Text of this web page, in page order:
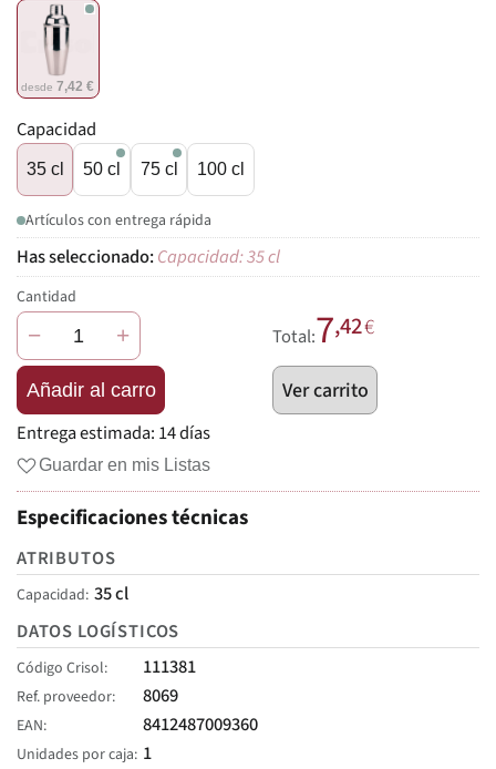
desde 7,42 €
Capacidad
35 cl 50 cl 75 cl 100 cl
Artículos con entrega rápida
Capacidad: 35 cl
Cantidad
− +
Añadir al carro
Total:7,42€
Ver carrito
Entrega estimada: 14 días
Guardar en mis Listas
Especificaciones técnicas
ATRIBUTOS
Capacidad 35 cl
DATOS LOGÍSTICOS
Código Crisol 111381
Ref. proveedor 8069
EAN 8412487009360
Unidades por caja 1